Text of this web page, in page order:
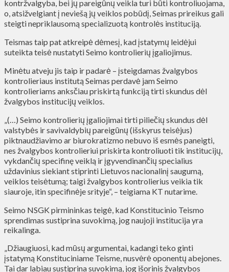
kontržvalgyba, bei jų pareigūnų veikla turi būti kontroliuojama,
o, atsižvelgiant į neviešą jų veiklos pobūdį, Seimas prireikus gali
steigti nepriklausomą specializuotą kontrolės instituciją.
Teismas taip pat atkreipė dėmesį, kad įstatymų leidėjui
suteikta teisė nustatyti Seimo kontrolierių įgaliojimus.
Minėtu atveju jis taip ir padarė – įsteigdamas žvalgybos
kontrolieriaus institutą Seimas perdavė jam Seimo
kontrolieriams anksčiau priskirtą funkciją tirti skundus dėl
žvalgybos institucijų veiklos.
„(…) Seimo kontrolierių įgaliojimai tirti piliečių skundus dėl
valstybės ir savivaldybių pareigūnų (išskyrus teisėjus)
piktnaudžiavimo ar biurokratizmo nebuvo iš esmės paneigti,
nes žvalgybos kontrolieriui priskirta kontroliuoti tik institucijų,
vykdančių specifinę veiklą ir įgyvendinančių specialius
uždavinius siekiant stiprinti Lietuvos nacionalinį saugumą,
veiklos teisėtumą; taigi žvalgybos kontrolierius veikia tik
siauroje, itin specifinėje srityje“, – teigiama KT nutarime.
Seimo NSGK pirmininkas teigė, kad Konstitucinio Teismo
sprendimas sustiprina suvokimą, jog naujoji institucija yra
reikalinga.
„Džiaugiuosi, kad mūsų argumentai, kadangi teko ginti
įstatymą Konstituciniame Teisme, nusvėrė oponentų abejones.
Tai dar labiau sustiprina suvokimą, jog išorinis žvalgybos